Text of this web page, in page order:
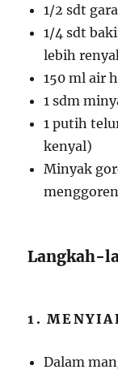
1/2 sdt
1/4 sdt
lebih
150 ml air
1 sdm
1 putih
kenyal)
Minyak
Langkah-
1.
Dalam